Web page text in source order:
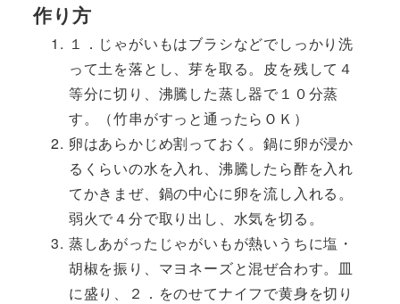
作り方
１．じゃがいもはブラシなどでしっかり洗
って土を落とし、芽を取る。皮を残して４
等分に切り、沸騰した蒸し器で１０分蒸
す。（竹串がすっと通ったらＯＫ）
卵はあらかじめ割っておく。鍋に卵が浸か
るくらいの水を入れ、沸騰したら酢を入れ
てかきまぜ、鍋の中心に卵を流し入れる。
弱火で４分で取り出し、水気を切る。
蒸しあがったじゃがいもが熱いうちに塩・
胡椒を振り、マヨネーズと混ぜ合わす。皿
に盛り、２．をのせてナイフで黄身を切り